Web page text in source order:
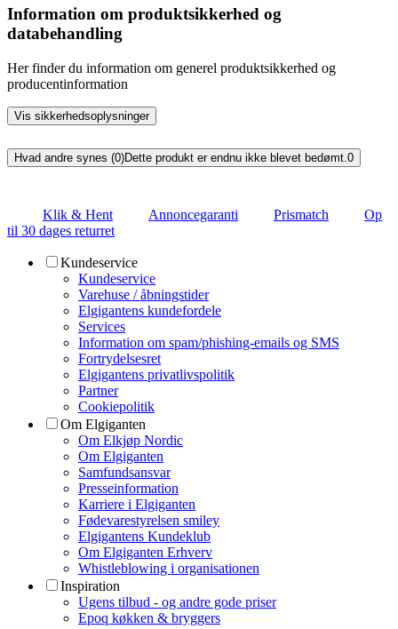
Information om produktsikkerhed og
databehandling
Her finder du information om generel produktsikkerhed og
producentinformation
Vis sikkerhedsoplysninger
Hvad andre synes (0)Dette produkt er endnu ikke blevet bedømt. 0
Klik & Hent Annoncegaranti Prismatch
Op
til 30 dages returret
Kundeservice
Kundeservice
Varehuse / åbningstider
Elgigantens kundefordele
Services
Information om spam/phishing-emails og SMS
Fortrydelsesret
Elgigantens privatlivspolitik
Partner
Cookiepolitik
Om Elgiganten
Om Elkjøp Nordic
Om Elgiganten
Samfundsansvar
Presseinformation
Karriere i Elgiganten
Fødevarestyrelsen smiley
Elgigantens Kundeklub
Om Elgiganten Erhverv
Whistleblowing i organisationen
Inspiration
Ugens tilbud - og andre gode priser
Epoq køkken & bryggers